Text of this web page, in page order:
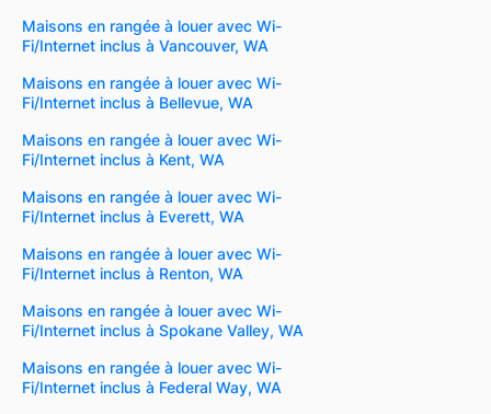
Maisons en rangée à louer avec Wi-
Fi/Internet inclus à Vancouver, WA
Maisons en rangée à louer avec Wi-
Fi/Internet inclus à Bellevue, WA
Maisons en rangée à louer avec Wi-
Fi/Internet inclus à Kent, WA
Maisons en rangée à louer avec Wi-
Fi/Internet inclus à Everett, WA
Maisons en rangée à louer avec Wi-
Fi/Internet inclus à Renton, WA
Maisons en rangée à louer avec Wi-
Fi/Internet inclus à Spokane Valley, WA
Maisons en rangée à louer avec Wi-
Fi/Internet inclus à Federal Way, WA